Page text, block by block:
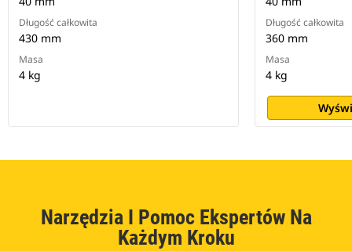
Długość całkowita
430 mm
Masa
4 kg
Długość całkowita
360 mm
Masa
4 kg
Narzędzia I Pomoc Ekspertów Na
Każdym Kroku